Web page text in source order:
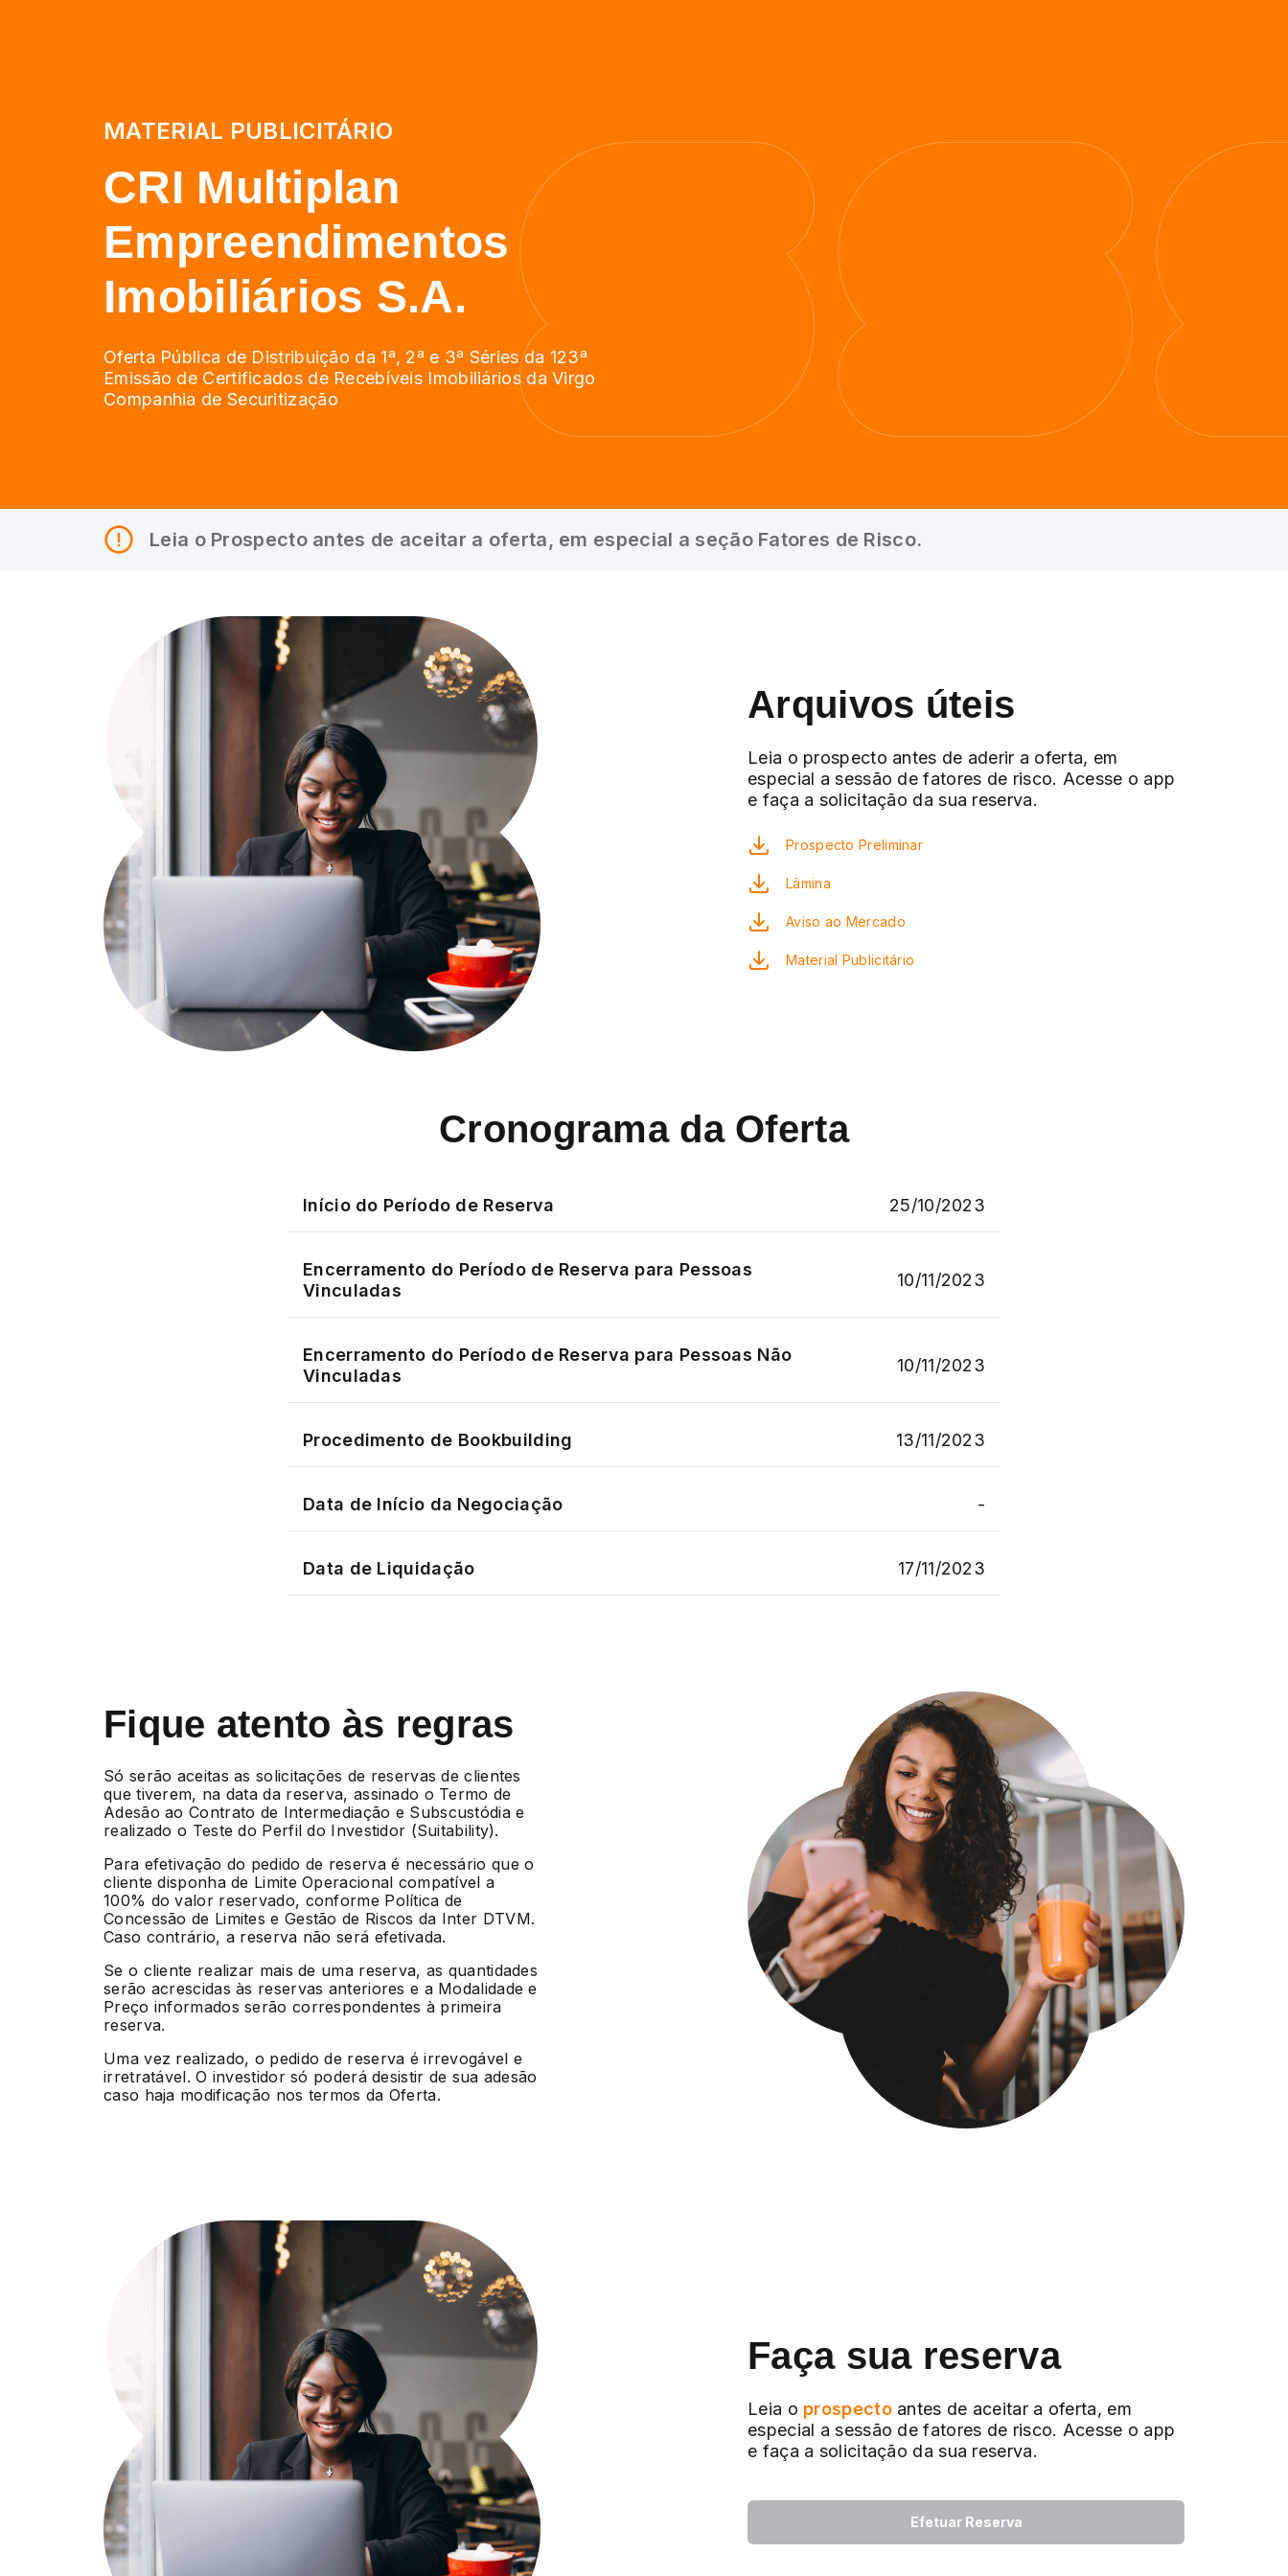
MATERIAL PUBLICITÁRIO
CRI Multiplan
Empreendimentos
Imobiliários S.A.
Oferta Pública de Distribuição da 1ª, 2ª e 3ª Séries da 123ª
Emissão de Certificados de Recebíveis Imobiliários da Virgo
Companhia de Securitização
Leia o Prospecto antes de aceitar a oferta, em especial a seção Fatores de Risco.
Arquivos úteis
Leia o prospecto antes de aderir a oferta, em
especial a sessão de fatores de risco. Acesse o app
e faça a solicitação da sua reserva.
Prospecto Preliminar
Lâmina
Aviso ao Mercado
Material Publicitário
Cronograma da Oferta
Início do Período de Reserva 25/10/2023
Encerramento do Período de Reserva para Pessoas
Vinculadas
10/11/2023
Encerramento do Período de Reserva para Pessoas Não
Vinculadas
10/11/2023
Procedimento de Bookbuilding 13/11/2023
Data de Início da Negociação -
Data de Liquidação 17/11/2023
Fique atento às regras
Só serão aceitas as solicitações de reservas de clientes
que tiverem, na data da reserva, assinado o Termo de
Adesão ao Contrato de Intermediação e Subscustódia e
realizado o Teste do Perfil do Investidor (Suitability).
Para efetivação do pedido de reserva é necessário que o
cliente disponha de Limite Operacional compatível a
100% do valor reservado, conforme Política de
Concessão de Limites e Gestão de Riscos da Inter DTVM.
Caso contrário, a reserva não será efetivada.
Se o cliente realizar mais de uma reserva, as quantidades
serão acrescidas às reservas anteriores e a Modalidade e
Preço informados serão correspondentes à primeira
reserva.
Uma vez realizado, o pedido de reserva é irrevogável e
irretratável. O investidor só poderá desistir de sua adesão
caso haja modificação nos termos da Oferta.
Faça sua reserva
Leia o prospecto antes de aceitar a oferta, em
especial a sessão de fatores de risco. Acesse o app
e faça a solicitação da sua reserva.
Efetuar Reserva